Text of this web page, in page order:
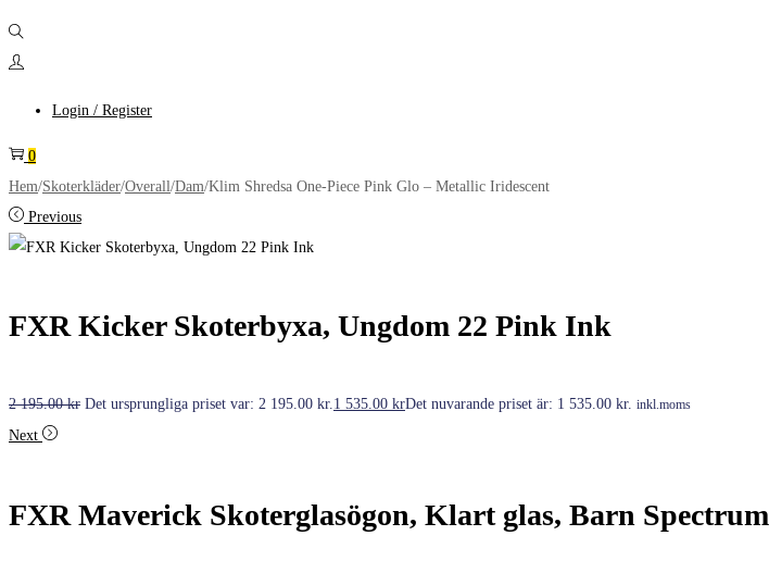
Login / Register
0
Hem/Skoterkläder/Overall/Dam/Klim Shredsa One-Piece Pink Glo – Metallic Iridescent
Previous
FXR Kicker Skoterbyxa, Ungdom 22 Pink Ink
2 195.00kr Det ursprungliga priset var: 2 195.00 kr.1 535.00 krDet nuvarande priset är: 1 535.00 kr. inkl.moms
Next
FXR Maverick Skoterglasögon, Klart glas, Barn Spectrum